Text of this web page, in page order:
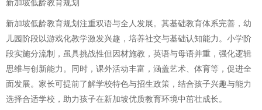
新加坡低龄教育规划
新加坡低龄教育规划注重双语与全人发展。其基础教育体系完善，幼
儿园阶段以游戏化教学激发兴趣，培养社交与基础认知能力。小学阶
段实施分流制，虽具挑战性但因材施教，英语与母语并重，强化逻辑
思维与创新能力。同时，课外活动丰富，涵盖艺术、体育等，促进全
面发展。家长可提前了解学校特色与招生政策，结合孩子兴趣与能力
选择合适学校，助力孩子在新加坡优质教育环境中茁壮成长。